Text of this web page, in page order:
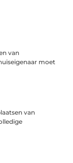
van
moet
van